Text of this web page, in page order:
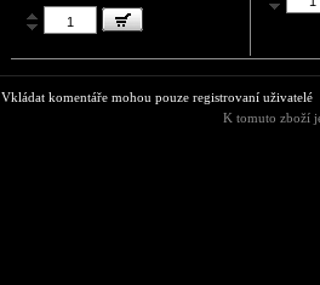
Vkládat komentáře mohou pouze registrovaní uživatelé
K tomuto zboží